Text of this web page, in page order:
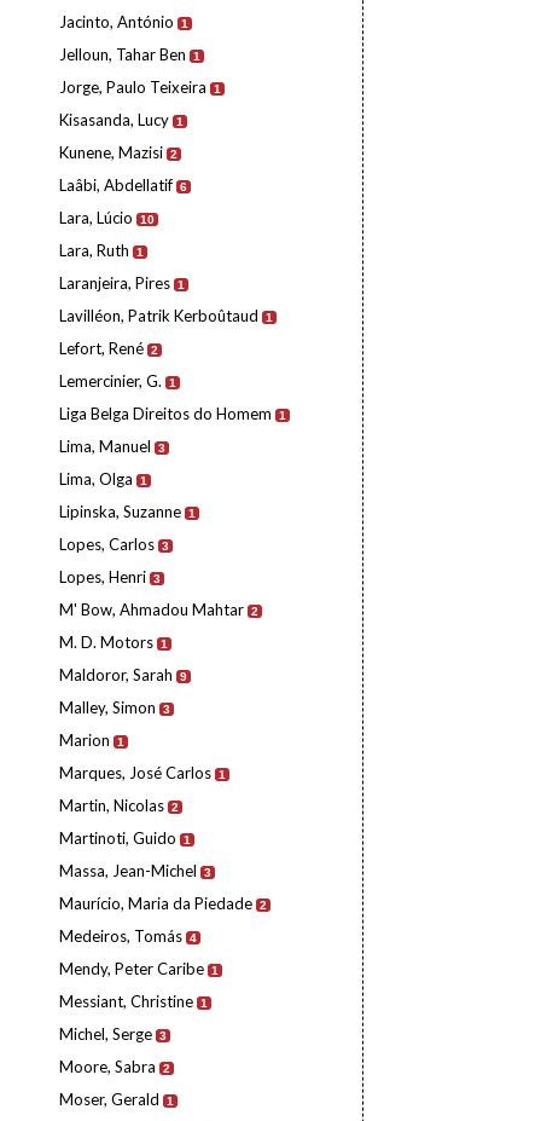
Jacinto, António 1
Jelloun, Tahar Ben 1
Jorge, Paulo Teixeira 1
Kisasanda, Lucy 1
Kunene, Mazisi 2
Laâbi, Abdellatif 6
Lara, Lúcio 10
Lara, Ruth 1
Laranjeira, Pires 1
Lavilléon, Patrik Kerboûtaud 1
Lefort, René 2
Lemercinier, G. 1
Liga Belga Direitos do Homem 1
Lima, Manuel 3
Lima, Olga 1
Lipinska, Suzanne 1
Lopes, Carlos 3
Lopes, Henri 3
M' Bow, Ahmadou Mahtar 2
M. D. Motors 1
Maldoror, Sarah 9
Malley, Simon 3
Marion 1
Marques, José Carlos 1
Martin, Nicolas 2
Martinoti, Guido 1
Massa, Jean-Michel 3
Maurício, Maria da Piedade 2
Medeiros, Tomás 4
Mendy, Peter Caribe 1
Messiant, Christine 1
Michel, Serge 3
Moore, Sabra 2
Moser, Gerald 1